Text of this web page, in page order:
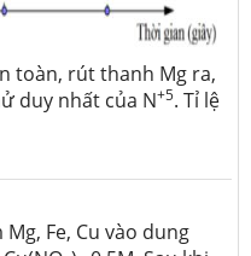
toàn, rút thanh Mg ra,
duy nhất của N+5. Tỉ lệ
Fe, Cu vào dung